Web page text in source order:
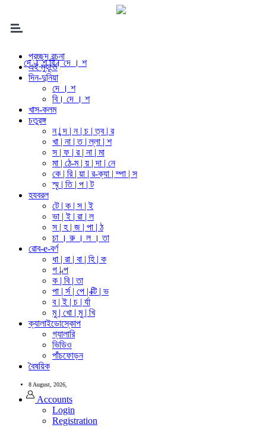
প্রচ্ছদ রচনা
এই মুহূর্তে
দিন-দুনিয়া
দে । শ
বি। দে । শ
খাস-কলম
চতুরঙ্গ
ন | ন্দ | ন | চ | ত্ব | র
খা | না | ত | ল্লা | শ
স | ফ | র | না | মা
মা | ঠে-ম | য় | দা | নে
কে | রি | য়া | র-ক্যা | ম্পা | স
স্মৃ | তি | প | ট
হযবরল
টে | ক | স | ই
ভা | ই | রা | ল
স | হ | জ | পা | ঠ
চা । রু । ল । তা
রোব-e-বর্ণ
ধা | রা | বা | হি | ক
গ | ল্প
ক | বি | তা
পা | র্স | পে | ক্টি | ভ
ব | ই | চ | র্যা
মু | খো | মু | খি
ক্যালাইডোস্কোপ
গ্যালারি
ভিডিও
পাঁচফোড়ন
বৈষয়িক
8 August, 2026,
Accounts
Login
Registration
দে । শ বি। দে । শ